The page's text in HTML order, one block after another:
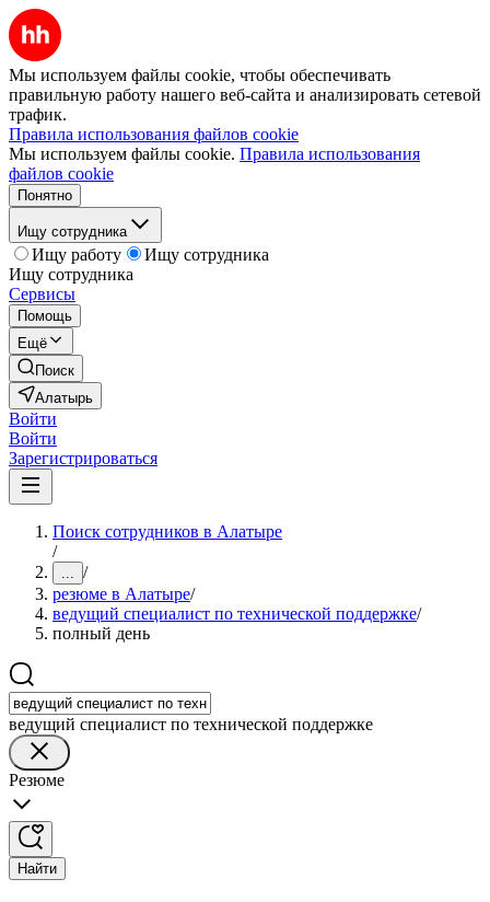
Мы используем файлы cookie, чтобы обеспечивать
правильную работу нашего веб-сайта и анализировать сетевой
трафик.
Правила использования файлов cookie
Мы используем файлы cookie. Правила использования
файлов cookie
Понятно
Ищу сотрудника
Ищу работу
Ищу сотрудника
Ищу сотрудника
Сервисы
Помощь
Ещё
Поиск
Алатырь
Войти
Войти
Зарегистрироваться
Поиск сотрудников в Алатыре
/
... /
резюме в Алатыре/
ведущий специалист по технической поддержке/
полный день
ведущий специалист по технической поддержке
Резюме
Найти